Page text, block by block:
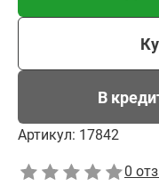
В
Артикул: 17842
0